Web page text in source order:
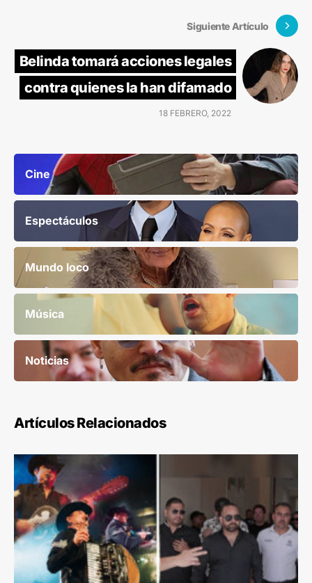
Siguiente Artículo
Belinda tomará acciones legales
contra quienes la han difamado
18 FEBRERO, 2022
Cine
Espectáculos
Mundo loco
Música
Noticias
Artículos Relacionados